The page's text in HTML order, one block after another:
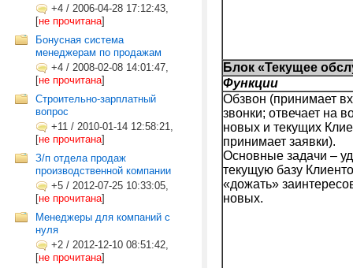
+4 / 2006-04-28 17:12:43,
[не прочитана]
Бонусная система
менеджерам по продажам
+4 / 2008-02-08 14:01:47,
[не прочитана]
Строительно-зарплатный
вопрос
+11 / 2010-01-14 12:58:21,
[не прочитана]
З/п отдела продаж
производственной компании
+5 / 2012-07-25 10:33:05,
[не прочитана]
Менеджеры для компаний с
нуля
+2 / 2012-12-10 08:51:42,
[не прочитана]
Блок «Текущее
Функции
Обзвон (принимает
звонки; отвечает на
новых и текущих
принимает заявки).
Основные задачи –
текущую базу
«дожать»
новых.